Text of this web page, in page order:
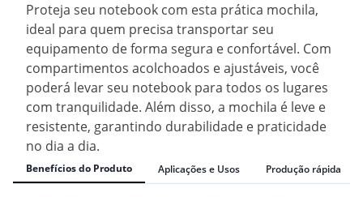
Proteja seu notebook com esta prática mochila,
ideal para quem precisa transportar seu
equipamento de forma segura e confortável. Com
compartimentos acolchoados e ajustáveis, você
poderá levar seu notebook para todos os lugares
com tranquilidade. Além disso, a mochila é leve e
resistente, garantindo durabilidade e praticidade
no dia a dia.
Benefícios do Produto Aplicações e Usos Produção rápida